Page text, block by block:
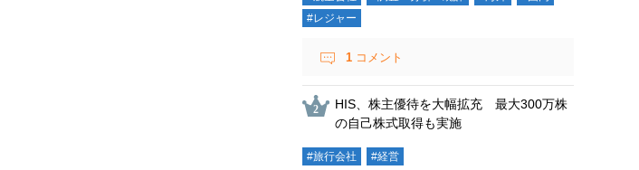
#レジャー
1 コメント
HIS、株主優待を大幅拡充 最大300万株
の自己株式取得も実施
#旅行会社 #経営